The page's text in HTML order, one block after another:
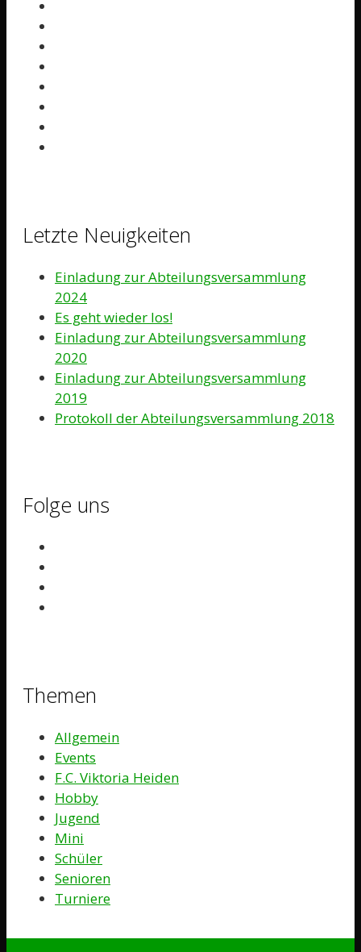
Letzte Neuigkeiten
Einladung zur Abteilungsversammlung
2024
Es geht wieder los!
Einladung zur Abteilungsversammlung
2020
Einladung zur Abteilungsversammlung
2019
Protokoll der Abteilungsversammlung 2018
Folge uns
Themen
Allgemein
Events
F.C. Viktoria Heiden
Hobby
Jugend
Mini
Schüler
Senioren
Turniere